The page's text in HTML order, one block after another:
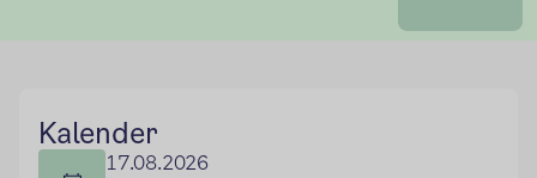
Kalender
17.08.2026